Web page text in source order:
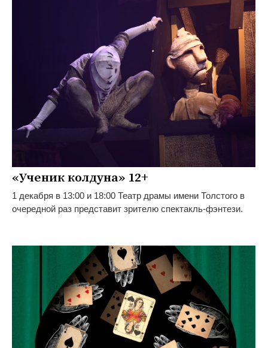
«Ученик колдуна» 12+
1 декабря в 13:00 и 18:00 Театр драмы имени Толстого в
очередной раз представит зрителю спектакль-фэнтези.